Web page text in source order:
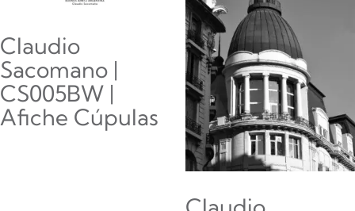
Claudio
Sacomano |
CS005BW |
Afiche Cúpulas